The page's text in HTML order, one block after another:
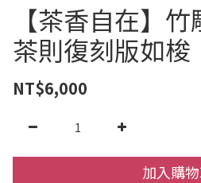
【茶香自在】
茶則復刻版如梭
NT$6,000
加入購